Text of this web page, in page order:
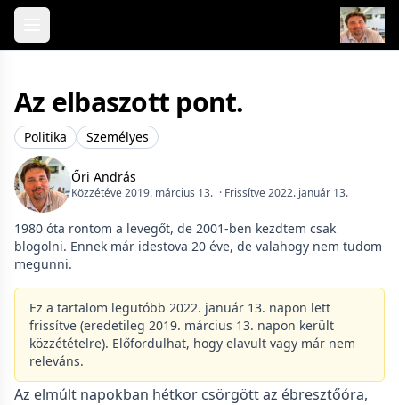
Skip to content
Az elbaszott pont.
Politika Személyes
Őri András
Közzétéve 2019. március 13. · Frissítve 2022. január 13.
1980 óta rontom a levegőt, de 2001-ben kezdtem csak
blogolni. Ennek már idestova 20 éve, de valahogy nem tudom
megunni.
Ez a tartalom legutóbb 2022. január 13. napon lett
frissítve (eredetileg 2019. március 13. napon került
közzétételre). Előfordulhat, hogy elavult vagy már nem
releváns.
Az elmúlt napokban hétkor csörgött az ébresztőóra,